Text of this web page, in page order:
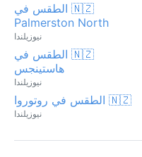
🇳🇿 الطقس في
Palmerston North
نيوزيلندا
🇳🇿 الطقس في
هاستينجس
نيوزيلندا
🇳🇿 الطقس في روتوروا
نيوزيلندا